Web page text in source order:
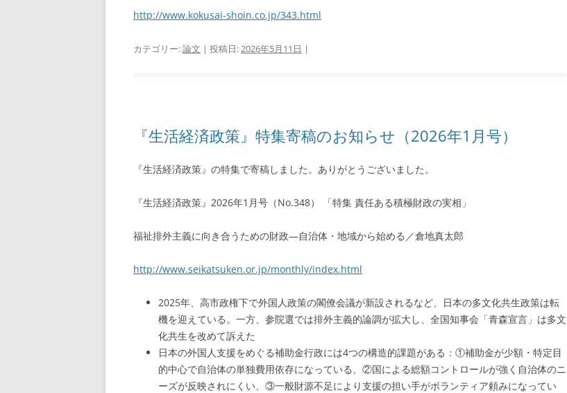
http://www.kokusai-shoin.co.jp/343.html
カテゴリー:論文 | 投稿日:2026年5月11日 |
『生活経済政策』特集寄稿のお知らせ（2026年1月号）
『生活経済政策』の特集で寄稿しました。ありがとうございました。
『生活経済政策』2026年1月号（No.348） 「特集 責任ある積極財政の実相」
福祉排外主義に向き合うための財政—自治体・地域から始める／倉地真太郎
http://www.seikatsuken.or.jp/monthly/index.html
2025年、高市政権下で外国人政策の閣僚会議が新設されるなど、日本の多文化共生政策は転
機を迎えている。一方、参院選では排外主義的論調が拡大し、全国知事会「青森宣言」は多文
化共生を改めて訴えた
日本の外国人支援をめぐる補助金行政には4つの構造的課題がある：①補助金が少額・特定目
的中心で自治体の単独費用依存になっている、②国による総額コントロールが強く自治体のニ
ーズが反映されにくい、③一般財源不足により支援の担い手がボランティア頼みになってい